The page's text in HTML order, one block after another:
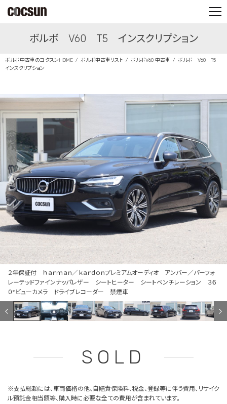
CONTACT
ボルボ V60 T5 インスクリプション
ボルボ中古車のコクスンHOME ボルボ中古車リスト ボルボV60 中古車
ボルボ V60 T5
インスクリプション
２年保証付 ｈａｒｍａｎ／ｋａｒｄｏｎプレミアムオーディオ アンバー／パーフォ
レーテッドファインナッパレザー シートヒーター シートベンチレーション ３６
０°ビューカメラ ドライブレコーダー 禁煙車
SOLD
※支払総額には、車両価格の他、自賠責保険料、税金、登録等に伴う費用、リサイク
ル預託金相当額等、購入時に必要な全ての費用が含まれています。